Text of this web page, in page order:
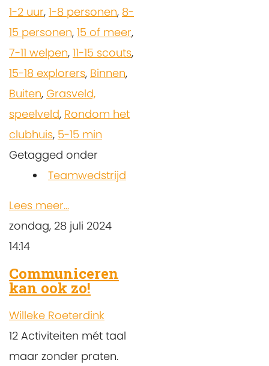
1-2 uur, 1-8 personen, 8-
15 personen, 15 of meer,
7-11 welpen, 11-15 scouts,
15-18 explorers, Binnen,
Buiten, Grasveld,
speelveld, Rondom het
clubhuis, 5-15 min
Getagged onder
Teamwedstrijd
Lees meer...
zondag, 28 juli 2024
14:14
Communiceren
kan ook zo!
Willeke Roeterdink
12 Activiteiten mét taal
maar zonder praten.